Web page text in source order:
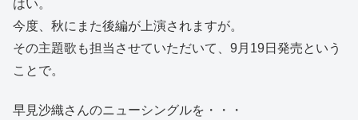
はい。
今度、秋にまた後編が上演されますが。
その主題歌も担当させていただいて、9月19日発売という
ことで。
早見沙織さんのニューシングルを・・・